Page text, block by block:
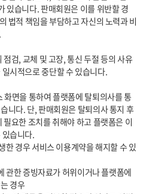
있습니다. 판매회원은 이를 위반할 경
법적 책임을 부담하고 자신의 노력과 비
시적으로 중단할 수 있습니다.
니다. 단, 판매회원은 탈퇴의사 통지 후
요한 조치를 취해야 하고 플랫폼은 이
습니다.
경우